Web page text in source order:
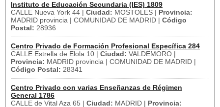
Instituto de Educación Secundaria (IES) 1809
CALLE Nueva York 44 | Ciudad: MOSTOLES | Provincia:
MADRID provincia | COMUNIDAD DE MADRID | Código
Postal: 28936
Centro Privado de Formación Profesional Específica 284
CALLE Estrella de Elola 10 | Ciudad: VALDEMORO |
Provincia: MADRID provincia | COMUNIDAD DE MADRID |
Código Postal: 28341
Centro Privado con varias Enseñanzas de Régimen
General 1786
CALLE de Vital Aza 65 | Ciudad: MADRID | Provincia: